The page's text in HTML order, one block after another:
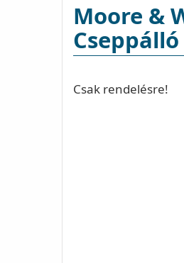
Moore &
Csak rendelésre!